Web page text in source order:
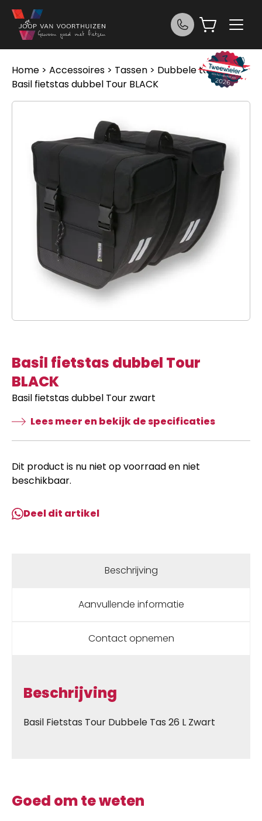
Ga naar de inhoud
Home > Accessoires > Tassen > Dubbele tassen>
Basil fietstas dubbel Tour BLACK
Basil fietstas dubbel Tour
BLACK
Basil fietstas dubbel Tour zwart
Lees meer en bekijk de specificaties
Dit product is nu niet op voorraad en niet
beschikbaar.
Deel dit artikel
Beschrijving
Aanvullende informatie
Contact opnemen
Beschrijving
Basil Fietstas Tour Dubbele Tas 26 L Zwart
Goed om te weten